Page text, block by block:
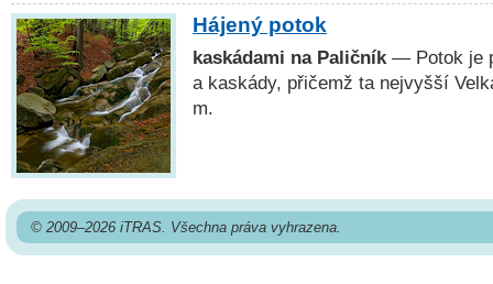
Hájený potok
kaskádami na Paličník — Potok je
a kaskády, přičemž ta nejvyšší
m.
© 2009–2026 iTRAS. Všechna práva vyhrazena.